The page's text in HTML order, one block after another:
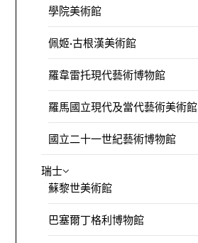
學院美術館
佩姬·古根漢美術館
羅韋雷托現代藝術博物館
羅馬國立現代及當代藝術美術館
國立二十一世紀藝術博物館
瑞士
蘇黎世美術館
巴塞爾丁格利博物館